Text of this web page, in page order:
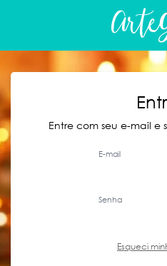
Entre com seu e-mail
E-mail
Senha
Esqueci